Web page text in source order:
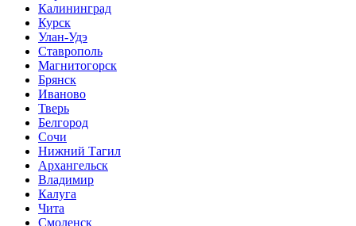
Калининград
Курск
Улан-Удэ
Ставрополь
Магнитогорск
Брянск
Иваново
Тверь
Белгород
Сочи
Нижний Тагил
Архангельск
Владимир
Калуга
Чита
Смоленск